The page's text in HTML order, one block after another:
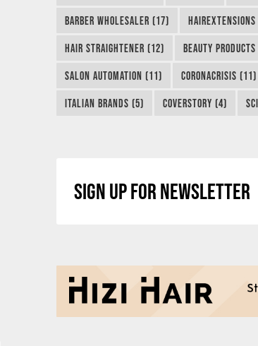
BARBER WHOLESALER (17)
HAIR STRAIGHTENER (12) BEAUTY
SALON AUTOMATION (11) CORONACRISIS (11)
ITALIAN BRANDS (5) COVERSTORY (4)
SIGN UP FOR NEWSLETTER